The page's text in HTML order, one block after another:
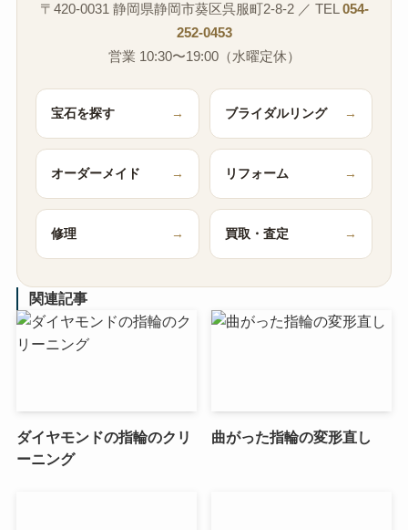
〒420-0031 静岡県静岡市葵区呉服町2-8-2 ／ TEL 054-
252-0453
営業 10:30〜19:00（水曜定休）
宝石を探す → ブライダルリング →
オーダーメイド → リフォーム →
修理 → 買取・査定 →
関連記事
ダイヤモンドの指輪のクリ
ーニング
曲がった指輪の変形直し